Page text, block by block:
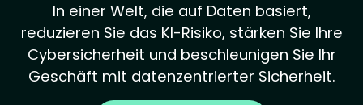
In einer Welt, die auf Daten basiert,
reduzieren Sie das KI-Risiko, stärken Sie Ihre
Cybersicherheit und beschleunigen Sie Ihr
Geschäft mit datenzentrierter Sicherheit.